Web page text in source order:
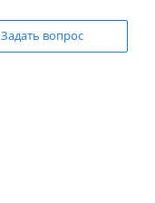
Задать вопрос